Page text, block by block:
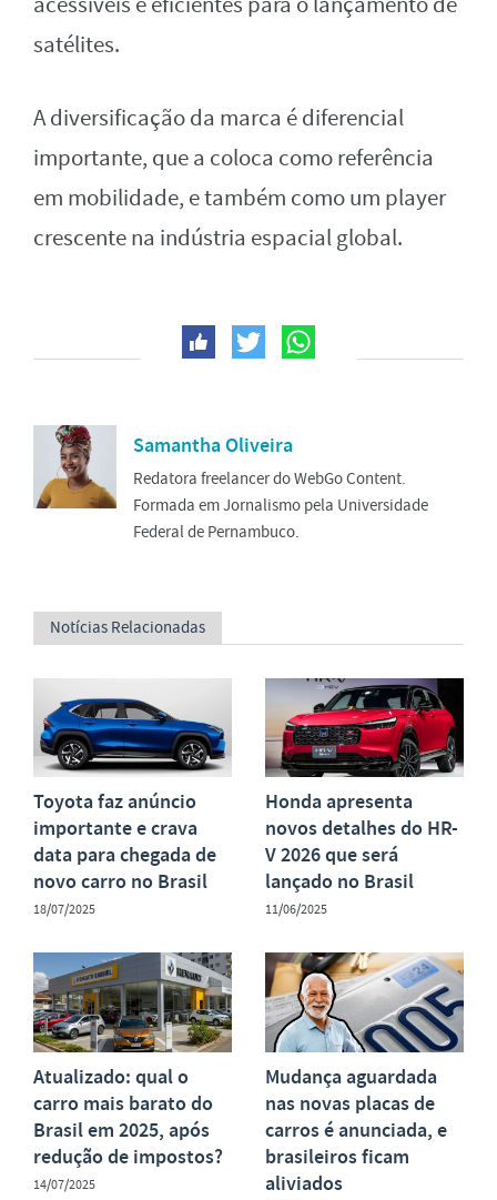
satélites.
A diversificação da marca é diferencial
importante, que a coloca como referência
em mobilidade, e também como um player
crescente na indústria espacial global.
Samantha Oliveira
Redatora freelancer do WebGo Content.
Formada em Jornalismo pela Universidade
Federal de Pernambuco.
Notícias Relacionadas
Toyota faz anúncio
importante e crava
data para chegada de
novo carro no Brasil
18/07/2025
Honda apresenta
novos detalhes do HR-
V 2026 que será
lançado no Brasil
11/06/2025
Atualizado: qual o
carro mais barato do
Brasil em 2025, após
redução de impostos?
14/07/2025
Mudança aguardada
nas novas placas de
carros é anunciada, e
brasileiros ficam
aliviados